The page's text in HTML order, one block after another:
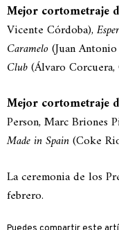
Mejor cortometraje
Vicente Córdoba),
Caramelo (Juan
Club(Álvaro
Mejor cortometraje
Person, Marc Briones
Made in Spain(Coke
La ceremonia de los
febrero.